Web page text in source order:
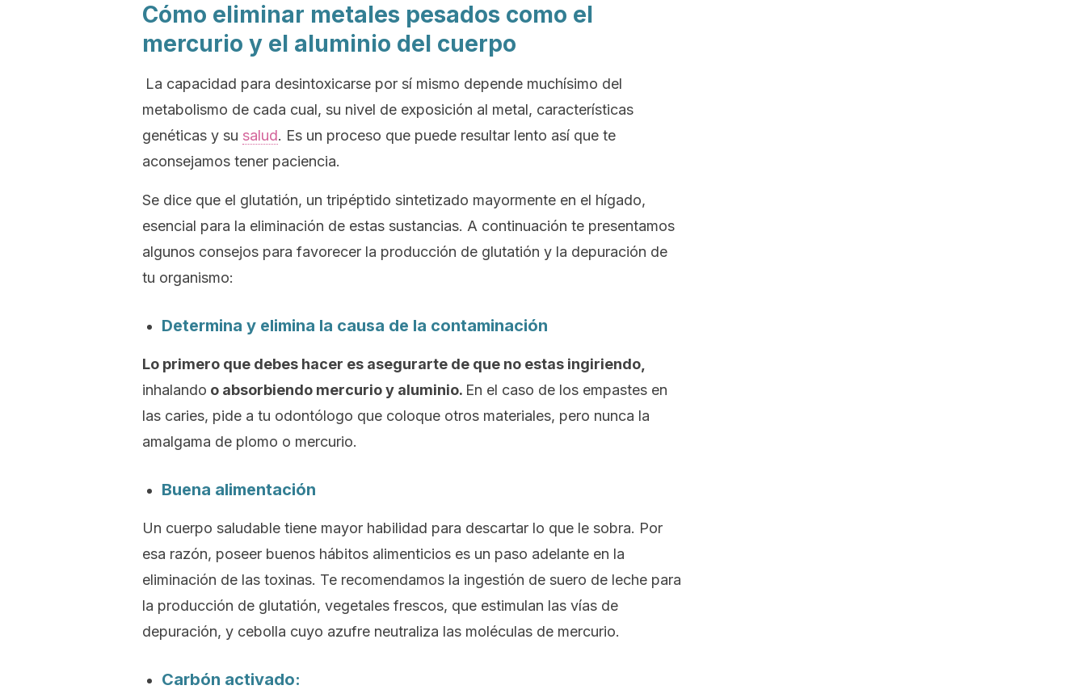
Cómo eliminar metales pesados como el
mercurio y el aluminio del cuerpo
La capacidad para desintoxicarse por sí mismo depende muchísimo del
metabolismo de cada cual, su nivel de exposición al metal, características
genéticas y su salud. Es un proceso que puede resultar lento así que te
aconsejamos tener paciencia.
Se dice que el glutatión, un tripéptido sintetizado mayormente en el hígado,
esencial para la eliminación de estas sustancias. A continuación te presentamos
algunos consejos para favorecer la producción de glutatión y la depuración de
tu organismo:
Determina y elimina la causa de la contaminación
Lo primero que debes hacer es asegurarte de que no estas ingiriendo,
inhalando o absorbiendo mercurio y aluminio. En el caso de los empastes en
las caries, pide a tu odontólogo que coloque otros materiales, pero nunca la
amalgama de plomo o mercurio.
Buena alimentación
Un cuerpo saludable tiene mayor habilidad para descartar lo que le sobra. Por
esa razón, poseer buenos hábitos alimenticios es un paso adelante en la
eliminación de las toxinas. Te recomendamos la ingestión de suero de leche para
la producción de glutatión, vegetales frescos, que estimulan las vías de
depuración, y cebolla cuyo azufre neutraliza las moléculas de mercurio.
Carbón activado: